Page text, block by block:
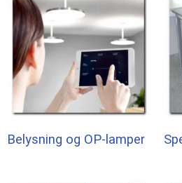
Belysning og OP-lamper